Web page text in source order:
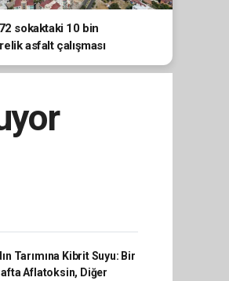
sokaktaki 10 bin
asfalt çalışması
Tarımına Kibrit Suyu: Bir
Aflatoksin, Diğer